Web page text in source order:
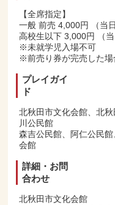
【全席指定】
一般 前売 4,000円 （当
高校生以下 3,000円 （当
※未就学児入場不可
※前売り券が完売した場
プレイガイ
ド
北秋田市文化会館、北
川公民館
森吉公民館、阿仁公民
会館
詳細・お問
合わせ
北秋田市文化会館